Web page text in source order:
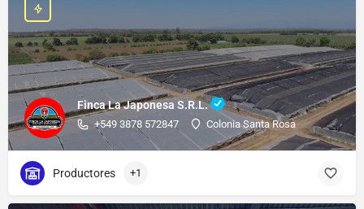
Finca La Japonesa S.R.L.
+549 3878 572847 Colonia Santa Rosa
Productores +1